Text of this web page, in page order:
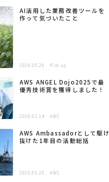
AI活用した業務改善ツールを
作って気づいたこと
2026.05.26 Pick up
AWS ANGEL Dojo2025で最
優秀技術賞を獲得しました！
2026.01.14 AWS
AWS Ambassadorとして駆け
抜けた1年目の活動総括
2025.05.20 AWS